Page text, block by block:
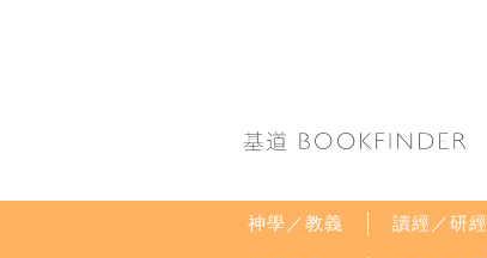
神學／教義 讀經／研經